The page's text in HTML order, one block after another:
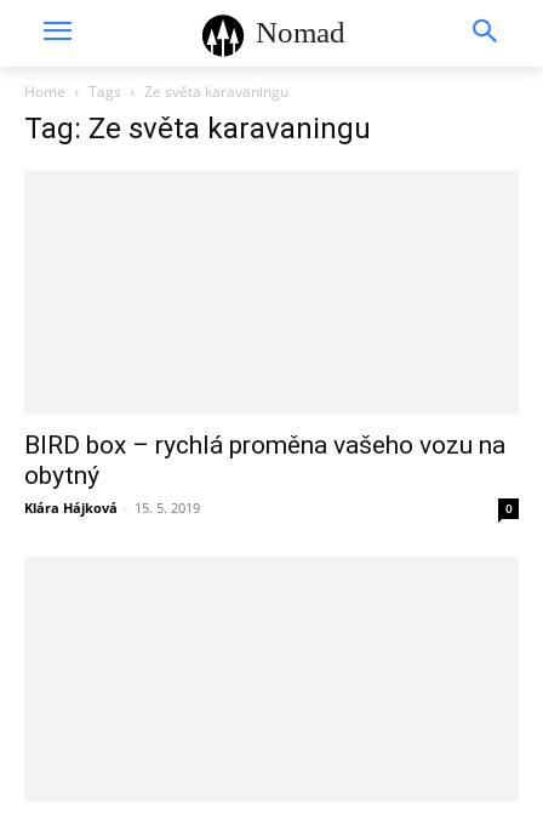
Nomad
Home Tags Ze světa karavaningu
Tag: Ze světa karavaningu
BIRD box – rychlá proměna vašeho vozu na
obytný
Klára Hájková - 15. 5. 2019 0